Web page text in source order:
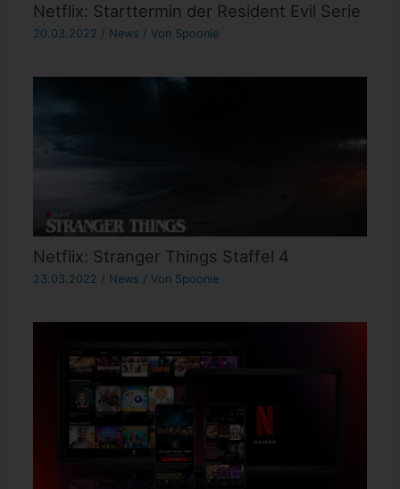
Netflix: Starttermin der Resident Evil Serie
20.03.2022 / News / Von Spoonie
Netflix: Stranger Things Staffel 4
23.03.2022 / News / Von Spoonie